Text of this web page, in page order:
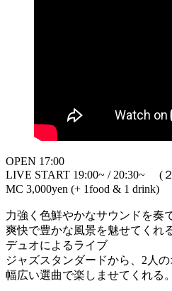
OPEN 17:00
LIVE START 19:00~ / 20:30~ (
MC 3,000yen (+ 1food & 1 drink)
力強く色鮮やかなサウンドを奏
爽快で豊かな風景を魅せてくれ
デュオによるライブ
ジャズスタンダードから、2人
幅広い選曲で楽しませてくれる。